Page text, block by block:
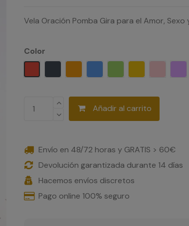
Vela Oración Pomba Gira para el Amor, Sexo
Color
Añadir al carrito
Envío en 48/72 horas y GRATIS > 60€
Devolución garantizada durante 14 días
Hacemos envíos discretos
Pago online 100% seguro